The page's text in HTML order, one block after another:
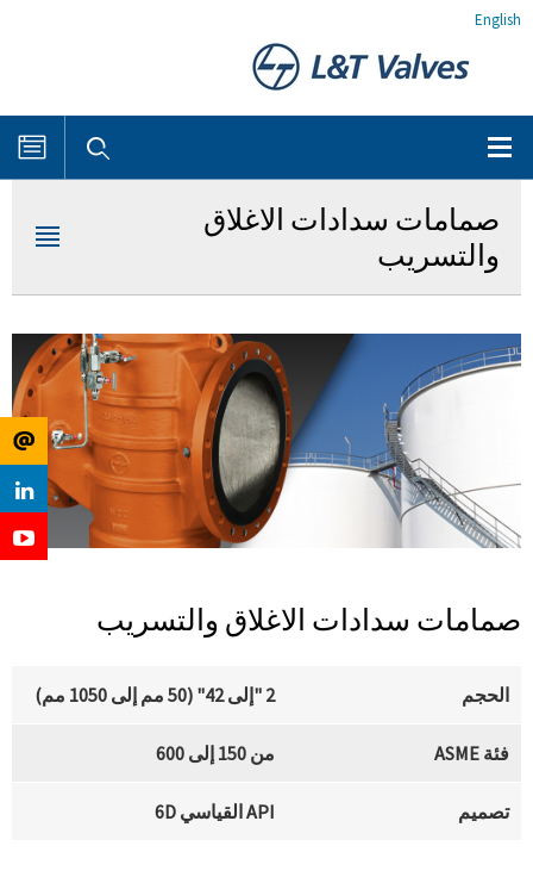
English
صمامات سدادات الاغلاق
والتسريب
صمامات سدادات الاغلاق والتسريب
الحجم 2 "إلى 42" (50 مم إلى 1050 مم)
فئة ASME من 150 إلى 600
تصميم API القياسي 6D